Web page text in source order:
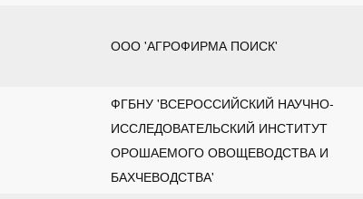
ООО 'АГРОФИРМА ПОИСК'
ФГБНУ 'ВСЕРОССИЙСКИЙ НАУЧНО-
ИССЛЕДОВАТЕЛЬСКИЙ ИНСТИТУТ
ОРОШАЕМОГО ОВОЩЕВОДСТВА И
БАХЧЕВОДСТВА'